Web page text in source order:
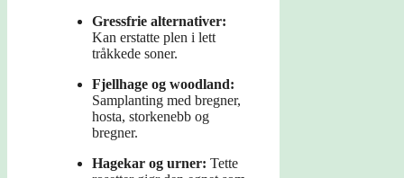
Gressfrie alternativer:
Kan erstatte plen i lett
tråkkede soner.
Fjellhage og woodland:
Samplanting med bregner,
hosta, storkenebb og
bregner.
Hagekar og urner: Tette